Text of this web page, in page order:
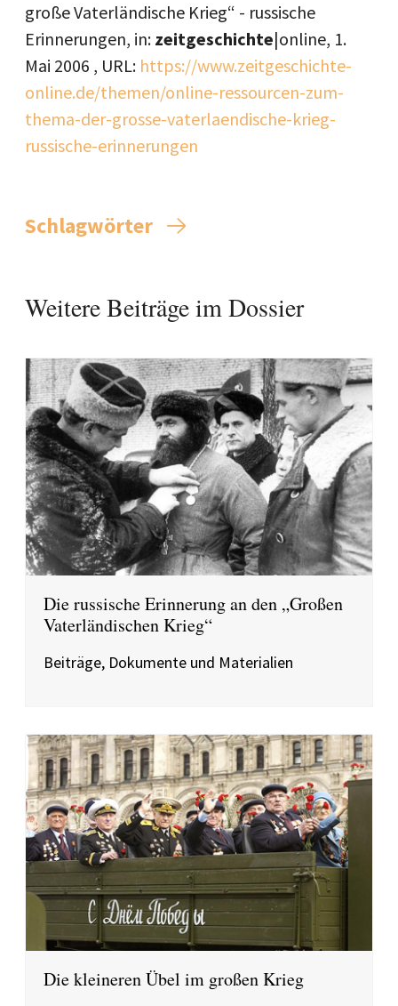
große Vaterländische Krieg“ - russische
Erinnerungen, in: zeitgeschichte|online, 1.
Mai 2006 , URL: https://www.zeitgeschichte-
online.de/themen/online-ressourcen-zum-
thema-der-grosse-vaterlaendische-krieg-
russische-erinnerungen
Schlagwörter
Weitere Beiträge im Dossier
Die russische Erinnerung an den „Großen
Vaterländischen Krieg“
Beiträge, Dokumente und Materialien
Die kleineren Übel im großen Krieg